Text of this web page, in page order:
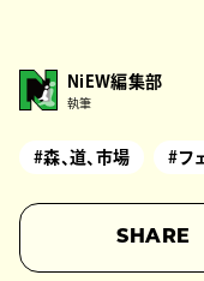
NiEW編集部
執筆
#森、道、市場 #フ
SHARE